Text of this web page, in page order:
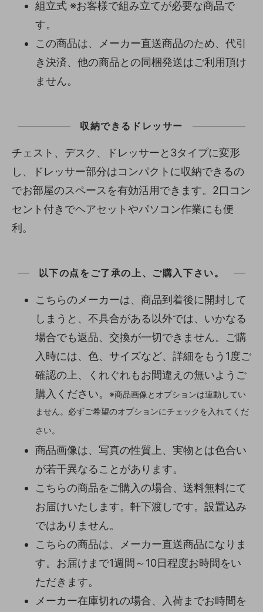
組立式 ※お客様で組み立てが必要な商品で
す。
この商品は、メーカー直送商品のため、代引
き決済、他の商品との同梱発送はご利用頂け
ません。
収納できるドレッサー
チェスト、デスク、ドレッサーと3タイプに変形
し、ドレッサー部分はコンパクトに収納できるの
でお部屋のスペースを有効活用できます。2口コン
セント付きでヘアセットやパソコン作業にも便
利。
以下の点をご了承の上、ご購入下さい。
こちらのメーカーは、商品到着後に開封して
しまうと、不具合がある以外では、いかなる
場合でも返品、交換が一切できません。ご購
入時には、色、サイズなど、詳細をもう1度ご
確認の上、くれぐれもお間違えの無いようご
購入ください。
※商品画像とオプションは連動してい
ません。必ずご希望のオプションにチェックを入れてくだ
さい。
商品画像は、写真の性質上、実物とは色合い
が若干異なることがあります。
こちらの商品をご購入の場合、送料無料にて
お届けいたします。軒下渡しです。設置込み
ではありません。
こちらの商品は、メーカー直送商品になりま
す。お届けまで1週間～10日程度お時間をい
ただきます。
メーカー在庫切れの場合、入荷までお時間を